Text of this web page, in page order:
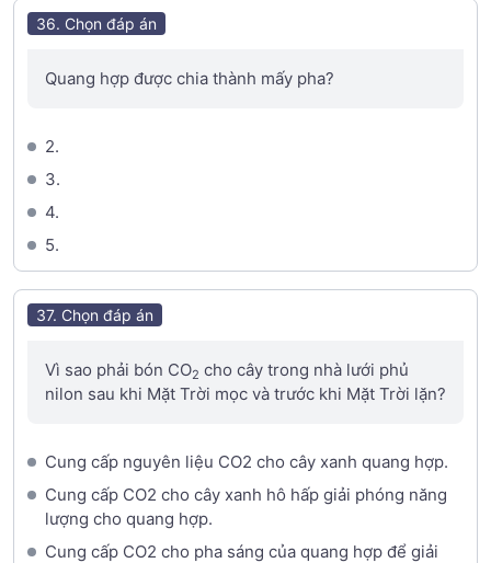
36. Chọn đáp án
Quang hợp được chia thành mấy pha?
2.
3.
4.
5.
37. Chọn đáp án
Vì sao phải bón CO2 cho cây trong nhà lưới phủ
nilon sau khi Mặt Trời mọc và trước khi Mặt Trời lặn?
Cung cấp nguyên liệu CO2 cho cây xanh quang hợp.
Cung cấp CO2 cho cây xanh hô hấp giải phóng năng
lượng cho quang hợp.
Cung cấp CO2 cho pha sáng của quang hợp để giải